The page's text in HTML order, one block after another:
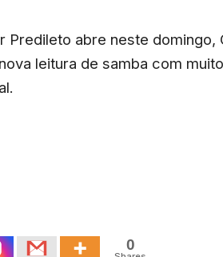
Predileto abre neste domingo,
leitura de samba com
0